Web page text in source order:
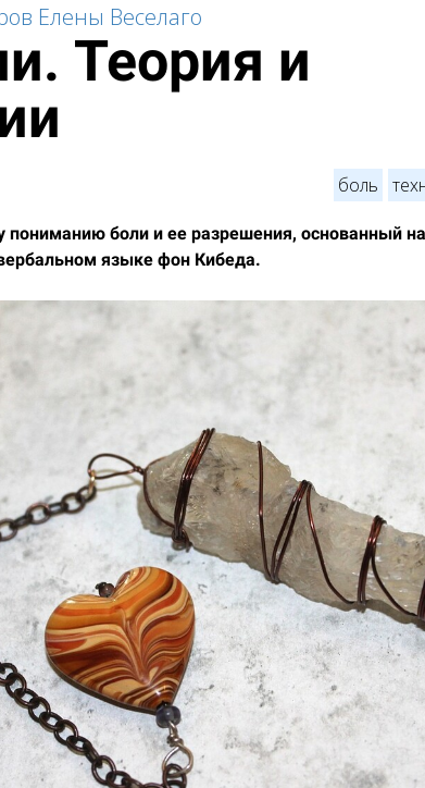
Елены Веселаго
Теория и
боль
пониманию боли и ее разрешения, основанный
языке фон Кибеда.